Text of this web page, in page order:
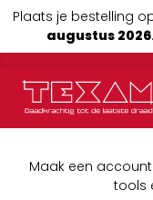
Plaats je bestelling
augustus 2026
Maak een
tools